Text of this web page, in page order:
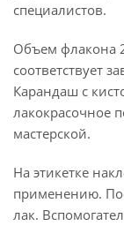
специалистов.
Объем флакона
соответствует
Карандаш с
лакокрасочное
мастерской.
На этикетке
применению.
лак.